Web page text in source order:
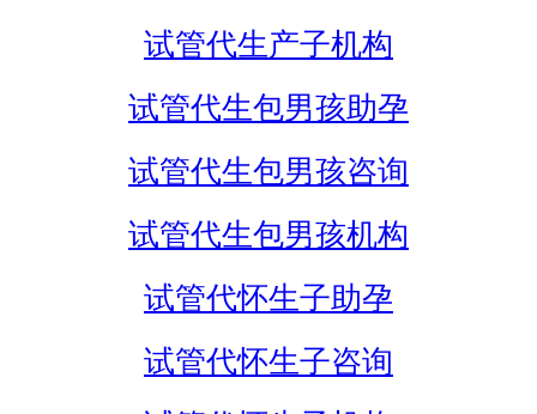
试管代生产子机构
试管代生包男孩助孕
试管代生包男孩咨询
试管代生包男孩机构
试管代怀生子助孕
试管代怀生子咨询